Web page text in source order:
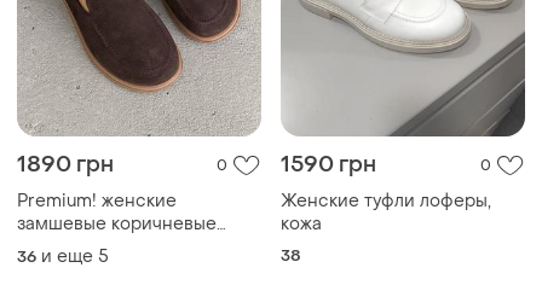
1890 грн 0
Premium! женские
замшевые коричневые
лоферы осенние туфли
натуральная замша весна
36 и еще 5
1590 грн 0
Женские туфли лоферы,
кожа
38